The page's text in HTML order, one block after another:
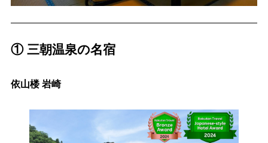
① 三朝温泉の名宿
依山楼 岩崎